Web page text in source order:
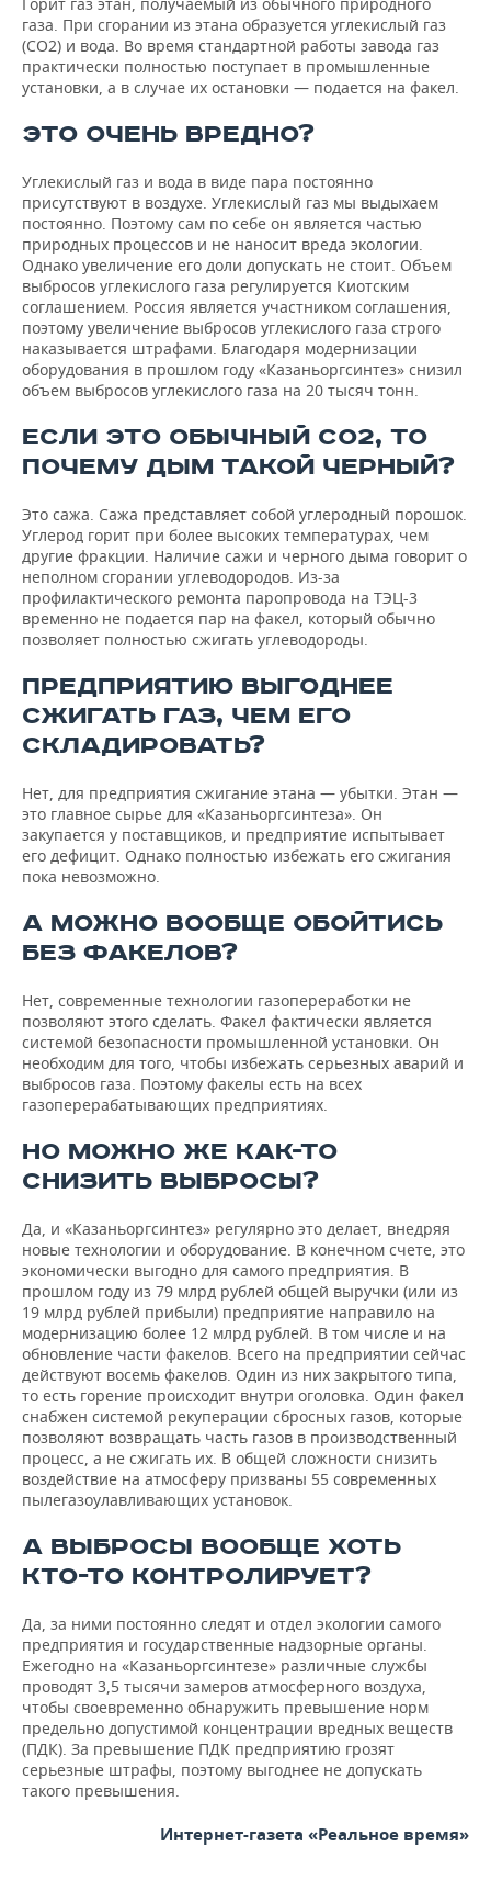
газа. При сгорании из этана образуется углекислый газ
(CO2) и вода. Во время стандартной работы завода газ
практически полностью поступает в промышленные
установки, а в случае их остановки — подается на факел.
ЭТО ОЧЕНЬ ВРЕДНО?
Углекислый газ и вода в виде пара постоянно
присутствуют в воздухе. Углекислый газ мы выдыхаем
постоянно. Поэтому сам по себе он является частью
природных процессов и не наносит вреда экологии.
Однако увеличение его доли допускать не стоит. Объем
выбросов углекислого газа регулируется Киотским
соглашением. Россия является участником соглашения,
поэтому увеличение выбросов углекислого газа строго
наказывается штрафами. Благодаря модернизации
оборудования в прошлом году «Казаньоргсинтез» снизил
объем выбросов углекислого газа на 20 тысяч тонн.
ЕСЛИ ЭТО ОБЫЧНЫЙ СО2, ТО
ПОЧЕМУ ДЫМ ТАКОЙ ЧЕРНЫЙ?
Это сажа. Сажа представляет собой углеродный порошок.
Углерод горит при более высоких температурах, чем
другие фракции. Наличие сажи и черного дыма говорит о
неполном сгорании углеводородов. Из-за
профилактического ремонта паропровода на ТЭЦ-3
временно не подается пар на факел, который обычно
позволяет полностью сжигать углеводороды.
ПРЕДПРИЯТИЮ ВЫГОДНЕЕ
СЖИГАТЬ ГАЗ, ЧЕМ ЕГО
СКЛАДИРОВАТЬ?
Нет, для предприятия сжигание этана — убытки. Этан —
это главное сырье для «Казаньоргсинтеза». Он
закупается у поставщиков, и предприятие испытывает
его дефицит. Однако полностью избежать его сжигания
пока невозможно.
А МОЖНО ВООБЩЕ ОБОЙТИСЬ
БЕЗ ФАКЕЛОВ?
Нет, современные технологии газопереработки не
позволяют этого сделать. Факел фактически является
системой безопасности промышленной установки. Он
необходим для того, чтобы избежать серьезных аварий и
выбросов газа. Поэтому факелы есть на всех
газоперерабатывающих предприятиях.
НО МОЖНО ЖЕ КАК-ТО
СНИЗИТЬ ВЫБРОСЫ?
Да, и «Казаньоргсинтез» регулярно это делает, внедряя
новые технологии и оборудование. В конечном счете, это
экономически выгодно для самого предприятия. В
прошлом году из 79 млрд рублей общей выручки (или из
19 млрд рублей прибыли) предприятие направило на
модернизацию более 12 млрд рублей. В том числе и на
обновление части факелов. Всего на предприятии сейчас
действуют восемь факелов. Один из них закрытого типа,
то есть горение происходит внутри оголовка. Один факел
снабжен системой рекуперации сбросных газов, которые
позволяют возвращать часть газов в производственный
процесс, а не сжигать их. В общей сложности снизить
воздействие на атмосферу призваны 55 современных
пылегазоулавливающих установок.
А ВЫБРОСЫ ВООБЩЕ ХОТЬ
КТО-ТО КОНТРОЛИРУЕТ?
Да, за ними постоянно следят и отдел экологии самого
предприятия и государственные надзорные органы.
Ежегодно на «Казаньоргсинтезе» различные службы
проводят 3,5 тысячи замеров атмосферного воздуха,
чтобы своевременно обнаружить превышение норм
предельно допустимой концентрации вредных веществ
(ПДК). За превышение ПДК предприятию грозят
серьезные штрафы, поэтому выгоднее не допускать
такого превышения.
Интернет-газета «Реальное время»